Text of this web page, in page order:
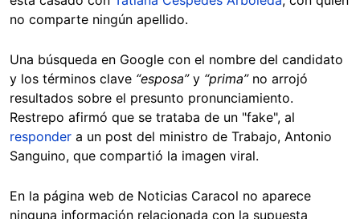
no comparte ningún apellido.
Una búsqueda en Google con el nombre del candidato
y los términos clave “esposa”y “prima”no arrojó
resultados sobre el presunto pronunciamiento.
Restrepo afirmó que se trataba de un "fake", al
responder a un post del ministro de Trabajo, Antonio
Sanguino, que compartió la imagen viral.
En la página web de Noticias Caracol no aparece
ninguna información relacionada con la supuesta